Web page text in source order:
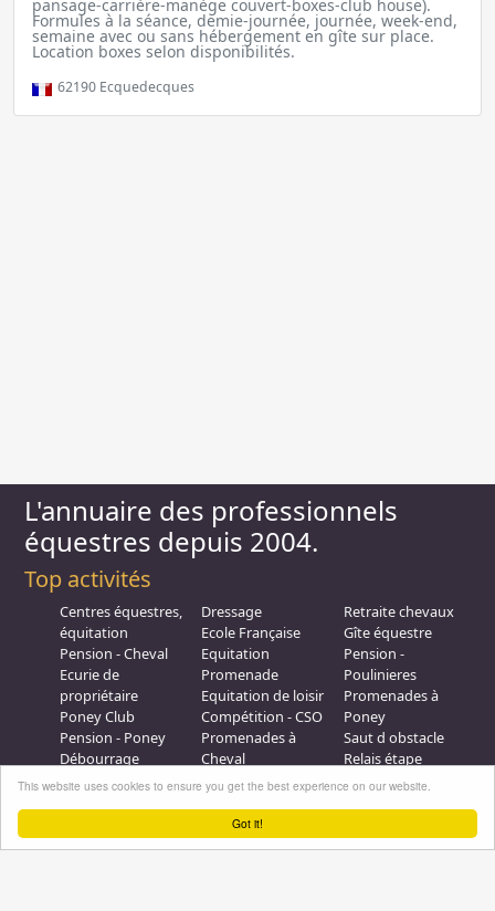
Got it!
This website uses cookies to ensure you get the best experience on our website.
pansage-carrière-manège couvert-boxes-club house).
Formules à la séance, demie-journée, journée, week-end,
semaine avec ou sans hébergement en gîte sur place.
Location boxes selon disponibilités.
62190 Ecquedecques
L'annuaire des professionnels
équestres depuis 2004.
Top activités
Centres équestres,
équitation
Pension - Cheval
Ecurie de
propriétaire
Poney Club
Pension - Poney
Débourrage
Elevage
Dressage
Ecole Française
Equitation
Promenade
Equitation de loisir
Compétition - CSO
Promenades à
Cheval
Galops - Equitation
Retraite chevaux
Gîte équestre
Pension -
Poulinieres
Promenades à
Poney
Saut d obstacle
Relais étape
Plus d'infos
Professionnel équestre, Inscrivez-vous !
Nous contacter